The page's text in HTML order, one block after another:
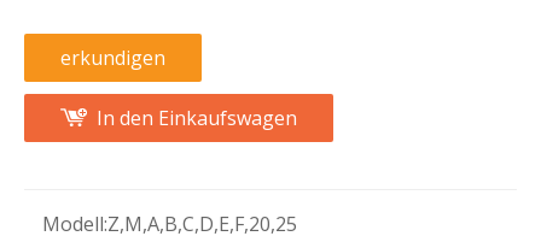
erkundigen
In den Einkaufswagen
Modell:Z,M,A,B,C,D,E,F,20,25